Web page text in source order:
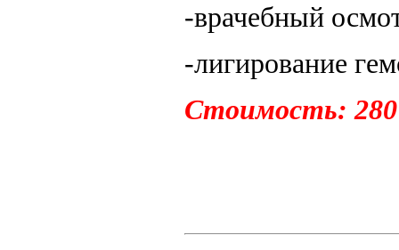
-врачебный
-лигирование
Стоимость: